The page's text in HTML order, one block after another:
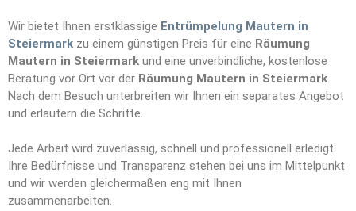
Wir bietet Ihnen erstklassige Entrümpelung Mautern in
Steiermark zu einem günstigen Preis für eine Räumung
Mautern in Steiermark und eine unverbindliche, kostenlose
Beratung vor Ort vor der Räumung Mautern in Steiermark.
Nach dem Besuch unterbreiten wir Ihnen ein separates Angebot
und erläutern die Schritte.
Jede Arbeit wird zuverlässig, schnell und professionell erledigt.
Ihre Bedürfnisse und Transparenz stehen bei uns im Mittelpunkt
und wir werden gleichermaßen eng mit Ihnen
zusammenarbeiten.